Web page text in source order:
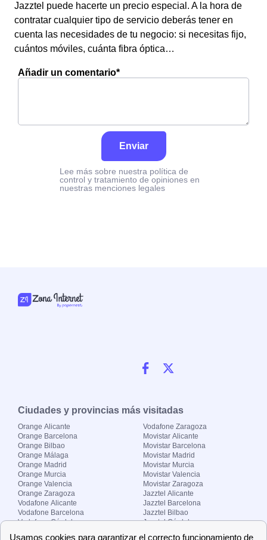
Jazztel puede hacerte un precio especial. A la hora de
contratar cualquier tipo de servicio deberás tener en
cuenta las necesidades de tu negocio: si necesitas fijo,
cuántos móviles, cuánta fibra óptica…
Añadir un comentario*
Enviar
Lee más sobre nuestra política de
control y tratamiento de opiniones en
nuestras menciones legales
Ciudades y provincias más visitadas
Orange Alicante
Orange Barcelona
Orange Bilbao
Orange Málaga
Orange Madrid
Orange Murcia
Orange Valencia
Orange Zaragoza
Vodafone Alicante
Vodafone Barcelona
Vodafone Córdoba
Vodafone Zaragoza
Movistar Alicante
Movistar Barcelona
Movistar Madrid
Movistar Murcia
Movistar Valencia
Movistar Zaragoza
Jazztel Alicante
Jazztel Barcelona
Jazztel Bilbao
Jazztel Córdoba